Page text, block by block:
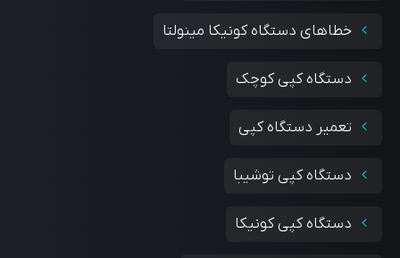
خطاهای دستگاه کونیکا مینولتا
دستگاه کپی کوچک
تعمیر دستگاه کپی
دستگاه کپی توشیبا
دستگاه کپی کونیکا